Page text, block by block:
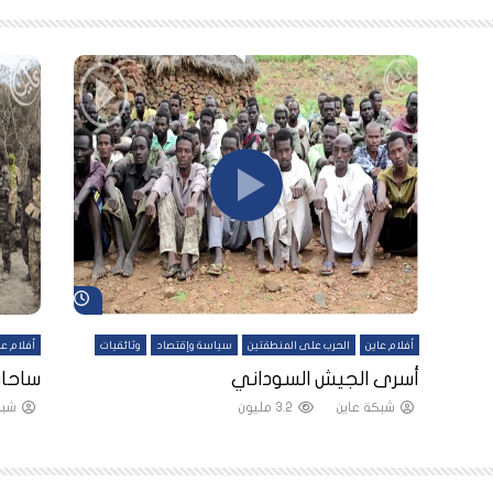
شاهد لاحقاً شاهد لاحقاً
أفلام عاين الحرب على المنطقتين سياسة وإقتصاد وثائقيات
أسرى الجيش السوداني
شبكة عاين 3.2 مليون
أفلام